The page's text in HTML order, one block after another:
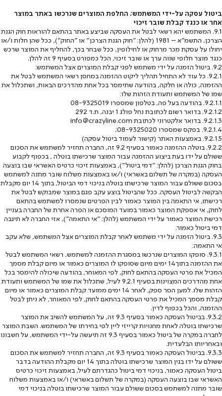
ביטול עסקה על-ידי המשתמש; החלפת המוצרים שנרכשו באתר במוצר
אחר או כנגד קבלת שובר זיכוי
9.1. המשתמש יהא רשאי לבטל את העסקה שביצע באתר בהתאם להוראות חוק הגנת
הצרכן, התשמ"א – 1981 (להלן: "חוק הגנת הצרכן" או "החוק"), ככל שהן חלות ו/או
יחולו על עסקת מכר מרחוק או לחילופין, ככל שבחר בכך, להחליף את המוצר שרכש
כנגד מוצר חלופי שווה ערך או שובר זיכוי, הכל כמפורט בסעיף ‎9 זה להלן.
9.2. ביטול הזמנה על ידי משתמש לפני קבלת המוצרים אצל המשתמש:
9.2.1. כל עוד לא התחיל תהליך ליקוט ההזמנה במחסן רשאי המשתמש לבטל את
ההזמנה, כולה או חלקה, בהודעה שתימסר בכל אחת מהדרכים הבאות, ושתכלול את
שמו של המשתמש ותעודת הזהות שלו:
9.2.1.1. בהודעה בעל פה, בטלפון שמספרו 08-9325019
9.2.1.2. בדואר רשום לכתובת נחל פולג 1 יבנה, ת.ד 292
9.2.1.3. בדואר אלקטרוני לכתובת info@crazyline.com
9.2.1.4. בפקס שמספרו 08-9325020;
9.2.1.5. באמצעות האתר (קישור לעמוד ביטול עסקה)
9.2.2. בוטלה ההזמנה כאמור בסעיף ‎9.2 זה, החברה תחזיר למשתמש את הסכום
ששולם על ידו בעת ביצוע ההזמנה עבור המוצר שרכישתו בוטלה , בכפוף לקבוע
בחוק הגנת הצרכן (להלן: "דמי ביטול"), באמצעות זיכוי כרטיס האשראי שבו בוצעה
העסקה (במקרה של תשלום באשראי) ו/או באמצעות משלוח שובר מתנה למשתמש
בסכום ששולם עבור המוצר שרכישתו בוטלה בניכוי דמי הביטול, בתוך 14 יום מקבלת
הבקשה לביטול העסקה. ככל שהביטול בוצע עקב פגם במוצר שמבוקש לבטל את
רכישתו, אי התאמה בין המוצר כאמור לבין הפרטים שנמסרו למשתמש בהתאם
לחוק, אי אספקת המוצר כאמור במועד המוסכם או הפרה אחרת של החברה בעניין
רכישת המוצר כאמור על ידי המשתמש (להלן: "אי התאמה"), אזי החברה לא תיגבה
דמי ביטול כאמור.
9.3. ביטול הזמנה על ידי משתמש לאחר קבלת המוצרים אצל המשתמש, שלא עקב
אי התאמה:
9.3.1. סופקו המוצרים שנרכשו במסגרת ההזמנה למשתמש, רשאי המשתמש לבטל
את ההזמנה בתוך14 ימים מיום שסופקו לו המוצרים כאמור או מיום קבלת מסמך
המכיל את פרטי העסקה בהתאם לחוק, לפי המאוחר, בהודעה שיכולה להימסר בכל
אחת מהדרכים המצוינות בסעיף ‎9.2.1 לעיל, שתכלול את שמו של המשתמש ותעודת
הזהות שלו. למען הסר ספק, לאחר 14 ימים ממועד קבלת המוצרים כאמור או מיום
קבלת מסמך המכיל את פרטי העסקה בהתאם לחוק, לפי המאוחר, לא ניתן לבטל
ההזמנה, והכל בכפוף לדין.
9.3.2. בביטול העסקה כאמור בסעיף ‎9.3 זה, על המשתמש להשיב את המוצר
שרכישתו בוטלה לאחת מחנויות קרייזי ליין לפי בחירתו של המשתמש. השבת המוצר
לחברה במקרה של ביטול כאמור בסעיף ‎9.3 זה תיעשה על-ידי המשתמש, על חשבונו
ובאחריותו הבלעדית.
9.3.3. בביטול העסקה כאמור בסעיף ‎9.3 זה, החברה תחזיר למשתמש את הסכום
ששולם על ידו בגין המוצר שרכישתו בוטלה בתוך 14 יום מקבלת ההודעה בדבר
ביטול העסקה כאמור, בניכוי דמי ביטול כהגדרתם לעיל, באמצעות זיכוי כרטיס
האשראי שבו בוצעה העסקה (במקרה של תשלום באשראי) ו/או באמצעות משלוח
שובר מתנה למשתמש בסכום ששולם עבור המוצר שרכישתו בוטלה בניכוי דמי